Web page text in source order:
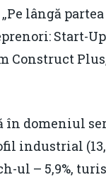
lângă partea
Start-
Construct
domeniul
industrial
– 5,9%,